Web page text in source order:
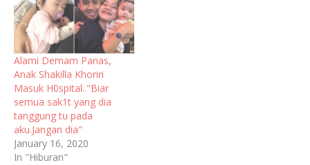
Alami Demam Panas,
Anak Shakilla Khoriri
Masuk H0spital.."Biar
semua sak1t yang dia
tanggung tu pada
aku.Jangan dia"
January 16, 2020
In "Hiburan"